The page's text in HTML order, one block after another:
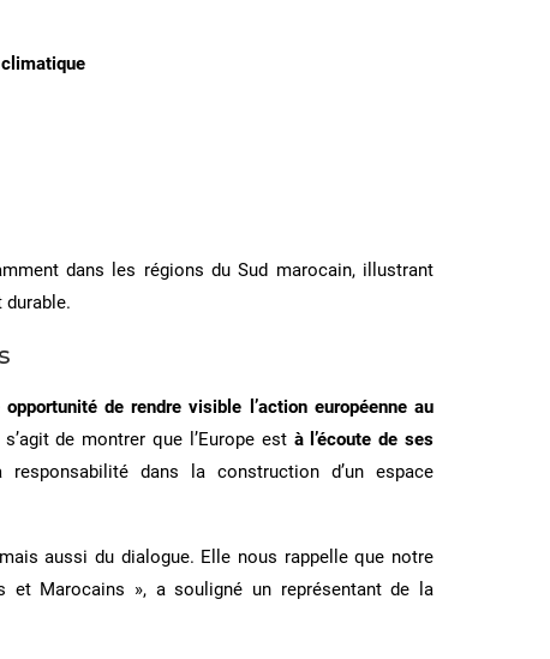
dans les régions du Sud marocain, illustrant
durable.
opportunité de rendre visible l’action européenne au
de montrer que l’Europe est à l’écoute de ses
dans la construction d’un espace
aussi du dialogue. Elle nous rappelle que notre
et Marocains », a souligné un représentant de la